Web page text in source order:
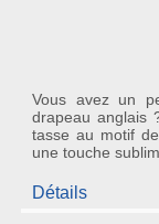
Vous avez un
drapeau anglais
tasse au motif
une touche
Détails